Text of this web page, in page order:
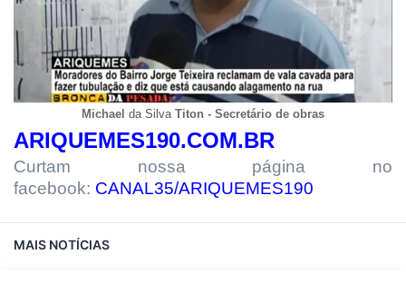
Michael da Silva Titon - Secretário de obras
ARIQUEMES190.COM.BR
Curtam nossa página no
facebook: CANAL35/ARIQUEMES190
MAIS NOTÍCIAS